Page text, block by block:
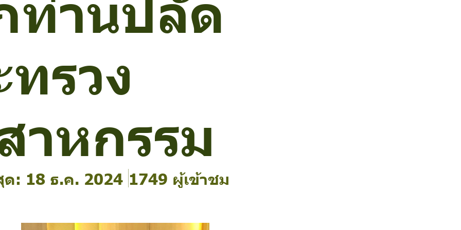
รวง
าหกรรม
ด: 18 ธ.ค. 2024 1749 ผู้เข้าชม